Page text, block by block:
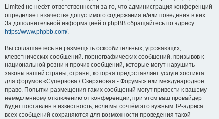
Limited не несёт ответственности за то, что администрация конференций
определяет в качестве допустимого содержания и/или поведения в них.
За дополнительной информацией о phpBB обращайтесь по адресу
https://www.phpbb.com/.
Вы соглашаетесь не размещать оскорбительных, угрожающих,
клеветнических сообщений, порнографических сообщений, призывов к
национальной розни и прочих сообщений, которые могут нарушить
законы вашей страны, страны, которая предоставляет услуги хостинга
для форумов «Супернова / Сверхновая - Форумы» или международное
право. Попытки размещения таких сообщений могут привести к вашему
немедленному отключению от конференции, при этом ваш провайдер
будет поставлен в известность, если мы сочтём это нужным. IP-адреса
всех сообщений сохраняются для возможности проведения такой